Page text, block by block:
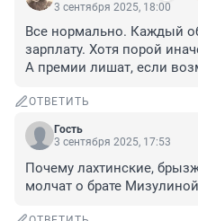
3 сентября 2025, 18:00
Все нормально. Каждый
зарплату. Хотя порой
А премии лишат, если
ОТВЕТИТЬ
Гость
3 сентября 2025, 17:53
Почему лахтинские,
молчат о брате